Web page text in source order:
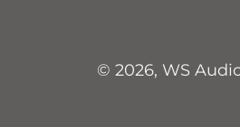
© 2026, WS